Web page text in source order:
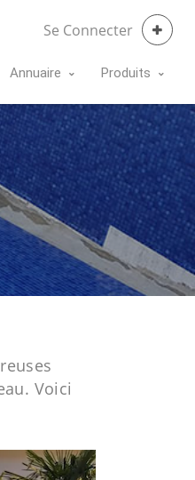
Se Connecter
Annuaire Produits
Voici